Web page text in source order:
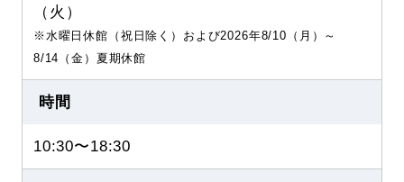
（火）
※水曜日休館（祝日除く）および2026年8/10（月）～
8/14（金）夏期休館
時間
10:30〜18:30